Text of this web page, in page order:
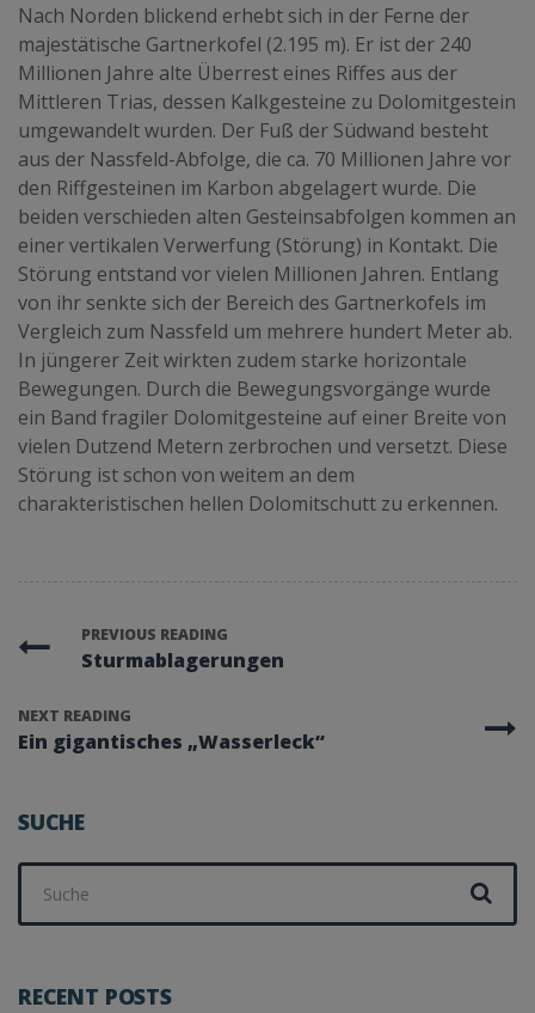
Nach Norden blickend erhebt sich in der Ferne der
majestätische Gartnerkofel (2.195 m). Er ist der 240
Millionen Jahre alte Überrest eines Riffes aus der
Mittleren Trias, dessen Kalkgesteine zu Dolomitgestein
umgewandelt wurden. Der Fuß der Südwand besteht
aus der Nassfeld-Abfolge, die ca. 70 Millionen Jahre vor
den Riffgesteinen im Karbon abgelagert wurde. Die
beiden verschieden alten Gesteinsabfolgen kommen an
einer vertikalen Verwerfung (Störung) in Kontakt. Die
Störung entstand vor vielen Millionen Jahren. Entlang
von ihr senkte sich der Bereich des Gartnerkofels im
Vergleich zum Nassfeld um mehrere hundert Meter ab.
In jüngerer Zeit wirkten zudem starke horizontale
Bewegungen. Durch die Bewegungsvorgänge wurde
ein Band fragiler Dolomitgesteine auf einer Breite von
vielen Dutzend Metern zerbrochen und versetzt. Diese
Störung ist schon von weitem an dem
charakteristischen hellen Dolomitschutt zu erkennen.
PREVIOUS READING
Sturmablagerungen
NEXT READING
Ein gigantisches „Wasserleck“
SUCHE
nach:
RECENT POSTS